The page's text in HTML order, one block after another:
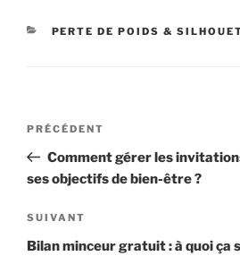
CATÉGORIES
PERTE DE POIDS &
Navigation
l’article
Article
précédent
PRÉCÉDENT
Comment gérer les
ses objectifs de bien-être ?
Article
suivant
SUIVANT
Bilan minceur gratuit : à quoi ça